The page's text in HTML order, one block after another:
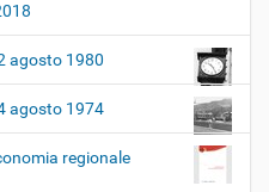
agosto 1980
agosto 1974
regionale